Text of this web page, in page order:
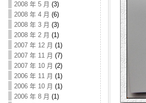
2008 年 5 月 (3)
2008 年 4 月 (6)
2008 年 3 月 (3)
2008 年 2 月 (1)
2007 年 12 月 (1)
2007 年 11 月 (7)
2007 年 10 月 (2)
2006 年 11 月 (1)
2006 年 10 月 (1)
2006 年 8 月 (1)